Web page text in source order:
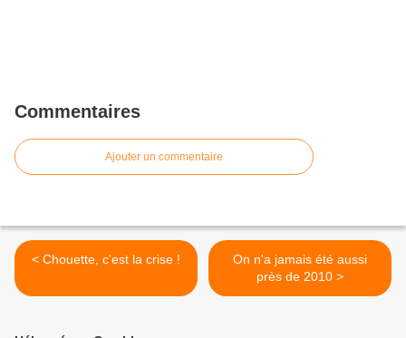
Commentaires
Ajouter un commentaire
< Chouette, c'est la crise !
On n'a jamais été aussi
près de 2010 >